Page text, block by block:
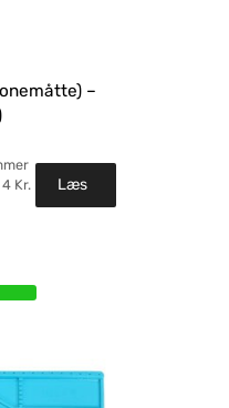
–
4 Kr. Læs